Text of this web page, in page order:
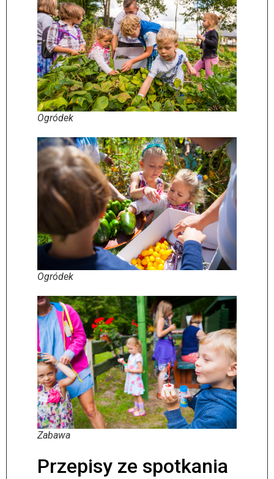
Ogródek
Ogródek
Zabawa
Przepisy ze spotkania